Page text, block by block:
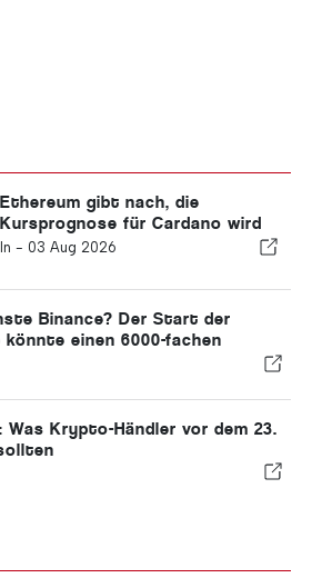
Ethereum gibt nach, die
Kursprognose für Cardano wird
bärisch – doch der ZKP-Presale
Händler auf ein 100-faches
Gewinnpotenzial setzen!
In - 03 Aug 2026
Binance? Der Start der
könnte einen 6000-fachen
– Mehr zu Chainlink und
Krypto-Händler vor dem 23.